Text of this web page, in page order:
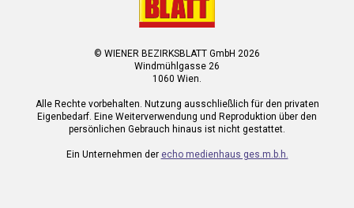
© WIENER BEZIRKSBLATT GmbH 2026
Windmühlgasse 26
1060 Wien.
Alle Rechte vorbehalten. Nutzung ausschließlich für den privaten
Eigenbedarf. Eine Weiterverwendung und Reproduktion über den
persönlichen Gebrauch hinaus ist nicht gestattet.
Ein Unternehmen der echo medienhaus ges.m.b.h.